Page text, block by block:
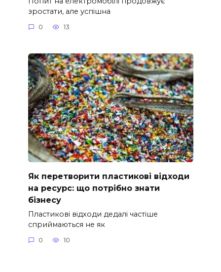
зростати, але успішна
0 13
Як перетворити пластикові відходи
на ресурс: що потрібно знати
бізнесу
Пластикові відходи дедалі частіше
сприймаються не як
0 10